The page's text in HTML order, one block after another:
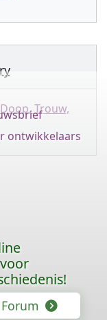
Trouw,
ontwikkelaars